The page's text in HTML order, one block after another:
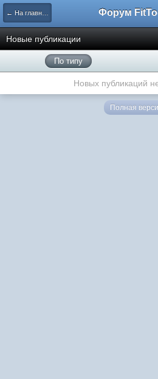
← На главную Форум
Новые публикации
По типу
Новых публикаций
Полная